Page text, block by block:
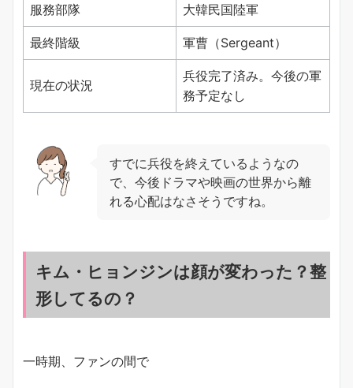
服務部隊 大韓民国陸軍
最終階級 軍曹（Sergeant）
現在の状況
兵役完了済み。今後の軍
務予定なし
すでに兵役を終えているようなの
で、今後ドラマや映画の世界から離
れる心配はなさそうですね。
キム・ヒョンジンは顔が変わった？整
形してるの？
一時期、ファンの間で